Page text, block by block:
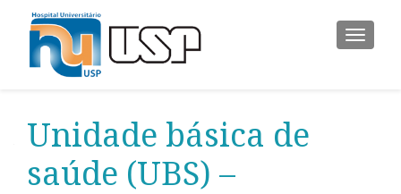
Unidade básica de
saúde (UBS) –